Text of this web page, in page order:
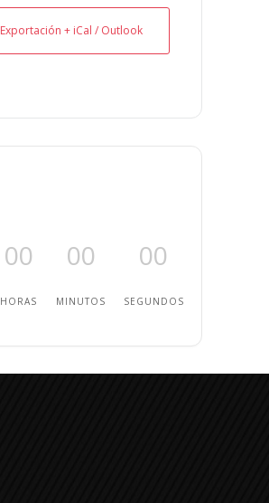
Exportación + iCal / Outlook
00
HORAS
00
MINUTOS
00
SEGUNDOS